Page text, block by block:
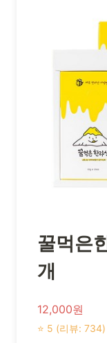
꿀먹은
개
12,000원
⭐ 5 (리뷰: 734)